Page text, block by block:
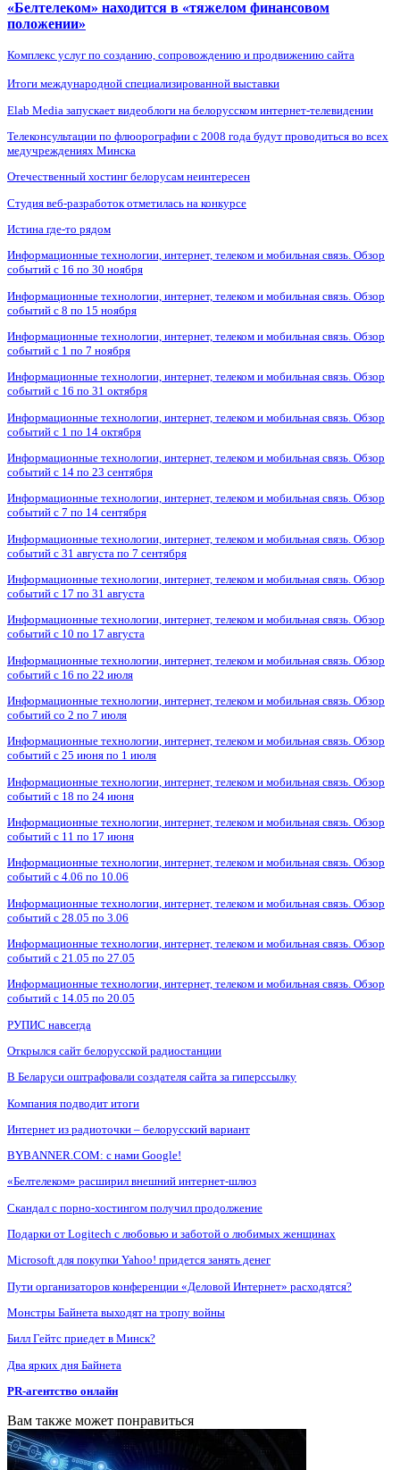
«Белтелеком» находится в «тяжелом финансовом
положении»
Комплекс услуг по созданию, сопровождению и продвижению сайта
Итоги международной специализированной выставки
Elab Media запускает видеоблоги на белорусском интернет-телевидении
Телеконсультации по флюорографии с 2008 года будут проводиться во всех
медучреждениях Минска
Отечественный хостинг белорусам неинтересен
Студия веб-разработок отметилась на конкурсе
Истина где-то рядом
Информационные технологии, интернет, телеком и мобильная связь. Обзор
событий с 16 по 30 ноября
Информационные технологии, интернет, телеком и мобильная связь. Обзор
событий с 8 по 15 ноября
Информационные технологии, интернет, телеком и мобильная связь. Обзор
событий с 1 по 7 ноября
Информационные технологии, интернет, телеком и мобильная связь. Обзор
событий с 16 по 31 октября
Информационные технологии, интернет, телеком и мобильная связь. Обзор
событий с 1 по 14 октября
Информационные технологии, интернет, телеком и мобильная связь. Обзор
событий с 14 по 23 сентября
Информационные технологии, интернет, телеком и мобильная связь. Обзор
событий с 7 по 14 сентября
Информационные технологии, интернет, телеком и мобильная связь. Обзор
событий с 31 августа по 7 сентября
Информационные технологии, интернет, телеком и мобильная связь. Обзор
событий с 17 по 31 августа
Информационные технологии, интернет, телеком и мобильная связь. Обзор
событий с 10 по 17 августа
Информационные технологии, интернет, телеком и мобильная связь. Обзор
событий с 16 по 22 июля
Информационные технологии, интернет, телеком и мобильная связь. Обзор
событий со 2 по 7 июля
Информационные технологии, интернет, телеком и мобильная связь. Обзор
событий с 25 июня по 1 июля
Информационные технологии, интернет, телеком и мобильная связь. Обзор
событий с 18 по 24 июня
Информационные технологии, интернет, телеком и мобильная связь. Обзор
событий с 11 по 17 июня
Информационные технологии, интернет, телеком и мобильная связь. Обзор
событий с 4.06 по 10.06
Информационные технологии, интернет, телеком и мобильная связь. Обзор
событий с 28.05 по 3.06
Информационные технологии, интернет, телеком и мобильная связь. Обзор
событий с 21.05 по 27.05
Информационные технологии, интернет, телеком и мобильная связь. Обзор
событий с 14.05 по 20.05
РУПИС навсегда
Открылся сайт белорусской радиостанции
В Беларуси оштрафовали создателя сайта за гиперссылку
Компания подводит итоги
Интернет из радиоточки – белорусский вариант
BYBANNER.COM: c нами Google!
«Белтелеком» расширил внешний интернет-шлюз
Скандал с порно-хостингом получил продолжение
Подарки от Logitech с любовью и заботой о любимых женщинах
Microsoft для покупки Yahoo! придется занять денег
Пути организаторов конференции «Деловой Интернет» расходятся?
Монстры Байнета выходят на тропу войны
Билл Гейтс приедет в Минск?
Два ярких дня Байнета
PR-агентство онлайн
Вам также может понравиться